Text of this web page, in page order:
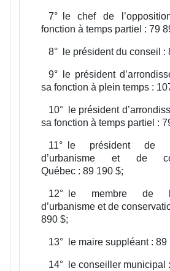
7°
le chef de
fonction à temps partiel : 79
8° le président du conseil :
9°
le président
sa fonction à plein temps :
10°
le président
sa fonction à temps partiel :
11°
le président de
d’urbanisme et de
Québec : 89 190 $;
12°
le membre de
d’urbanisme et de
890 $;
13° le maire suppléant : 89
14° le conseiller municipal